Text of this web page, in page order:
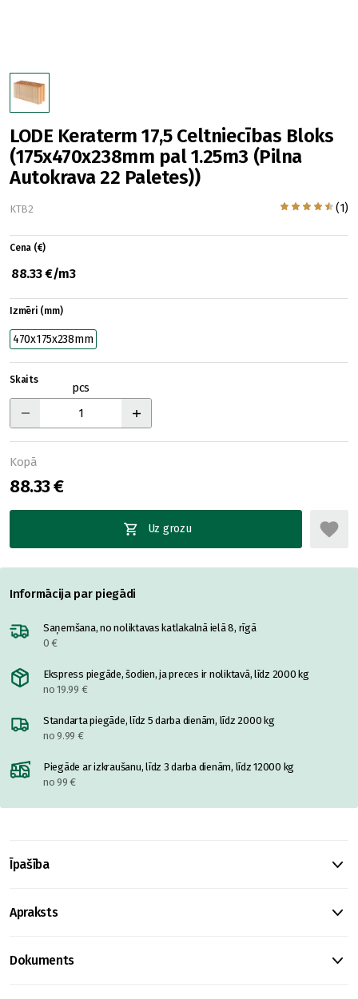
LODE Keraterm 17,5 Celtniecības Bloks
(175x470x238mm pal 1.25m3 (Pilna
Autokrava 22 Paletes))
(1)
KTB2
Cena (€)
88.33 €/m3
Izmēri (mm)
470x175x238mm
Skaits
pcs
Kopā
88.33 €
Uz grozu
Informācija par piegādi
Saņemšana, no noliktavas katlakalnā ielā 8, rīgā
0 €
Ekspress piegāde, šodien, ja preces ir noliktavā, līdz 2000 kg
no 19.99 €
Standarta piegāde, līdz 5 darba dienām, līdz 2000 kg
no 9.99 €
Piegāde ar izkraušanu, līdz 3 darba dienām, līdz 12000 kg
no 99 €
Īpašība
Apraksts
Dokuments